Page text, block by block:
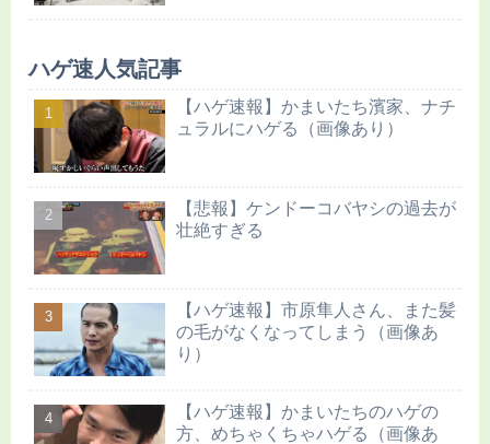
ハゲ速人気記事
【ハゲ速報】かまいたち濱家、ナチ
ュラルにハゲる（画像あり）
【悲報】ケンドーコバヤシの過去が
壮絶すぎる
【ハゲ速報】市原隼人さん、また髪
の毛がなくなってしまう（画像あ
り）
【ハゲ速報】かまいたちのハゲの
方、めちゃくちゃハゲる（画像あ